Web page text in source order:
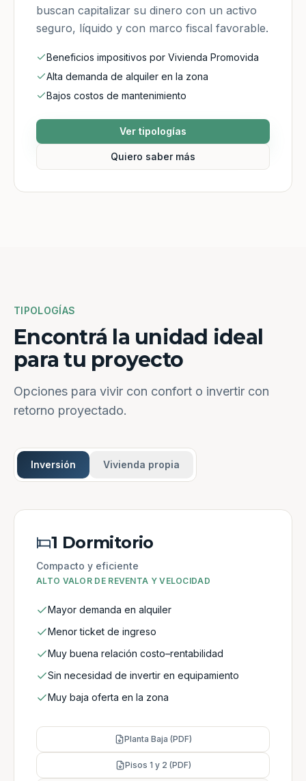
buscan capitalizar su dinero con un activo
seguro, líquido y con marco fiscal favorable.
Beneficios impositivos por Vivienda Promovida
Alta demanda de alquiler en la zona
Bajos costos de mantenimiento
Ver tipologías
Quiero saber más
TIPOLOGÍAS
Encontrá la unidad ideal
para tu proyecto
Opciones para vivir con confort o invertir con
retorno proyectado.
Inversión Vivienda propia
1 Dormitorio
Compacto y eficiente
ALTO VALOR DE REVENTA Y VELOCIDAD
Mayor demanda en alquiler
Menor ticket de ingreso
Muy buena relación costo–rentabilidad
Sin necesidad de invertir en equipamiento
Muy baja oferta en la zona
Planta Baja (PDF)
Pisos 1 y 2 (PDF)